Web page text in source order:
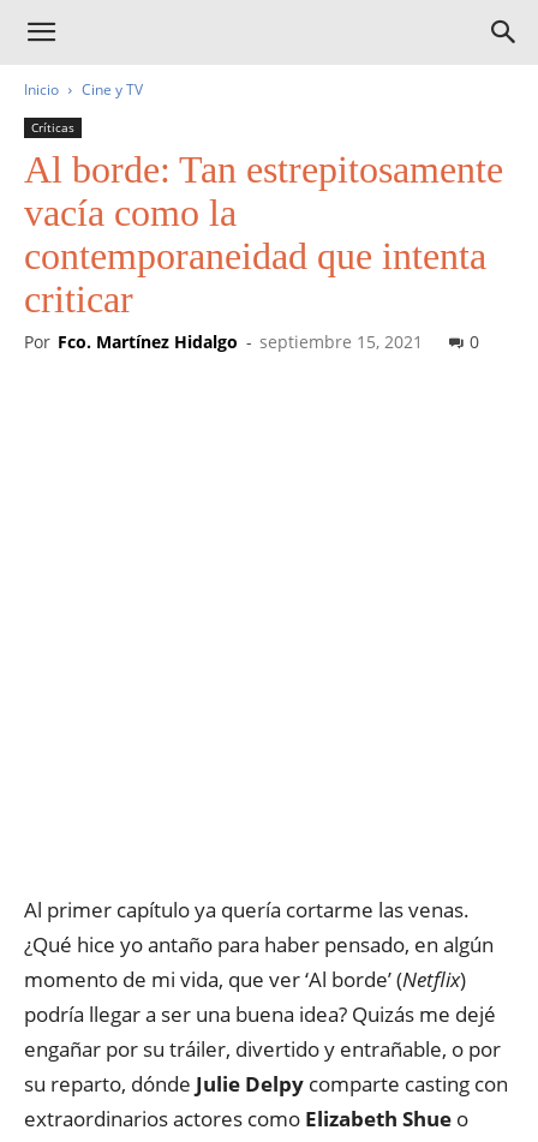
Inicio Cine y TV
Críticas
Al borde: Tan estrepitosamente
vacía como la
contemporaneidad que intenta
criticar
Por Fco. Martínez Hidalgo - septiembre 15, 2021 0
Al primer capítulo ya quería cortarme las venas.
¿Qué hice yo antaño para haber pensado, en algún
momento de mi vida, que ver ‘Al borde’ (Netflix)
podría llegar a ser una buena idea? Quizás me dejé
engañar por su tráiler, divertido y entrañable, o por
su reparto, dónde Julie Delpy comparte casting con
extraordinarios actores como Elizabeth Shue o